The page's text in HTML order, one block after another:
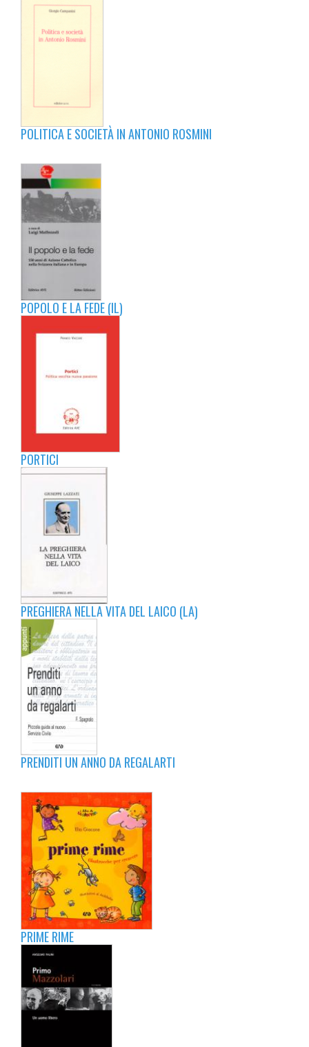
POLITICA E SOCIETÀ IN ANTONIO ROSMINI
POPOLO E LA FEDE (IL)
PORTICI
PREGHIERA NELLA VITA DEL LAICO (LA)
PRENDITI UN ANNO DA REGALARTI
PRIME RIME